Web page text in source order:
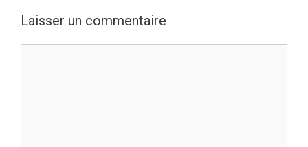
Laisser un commentaire